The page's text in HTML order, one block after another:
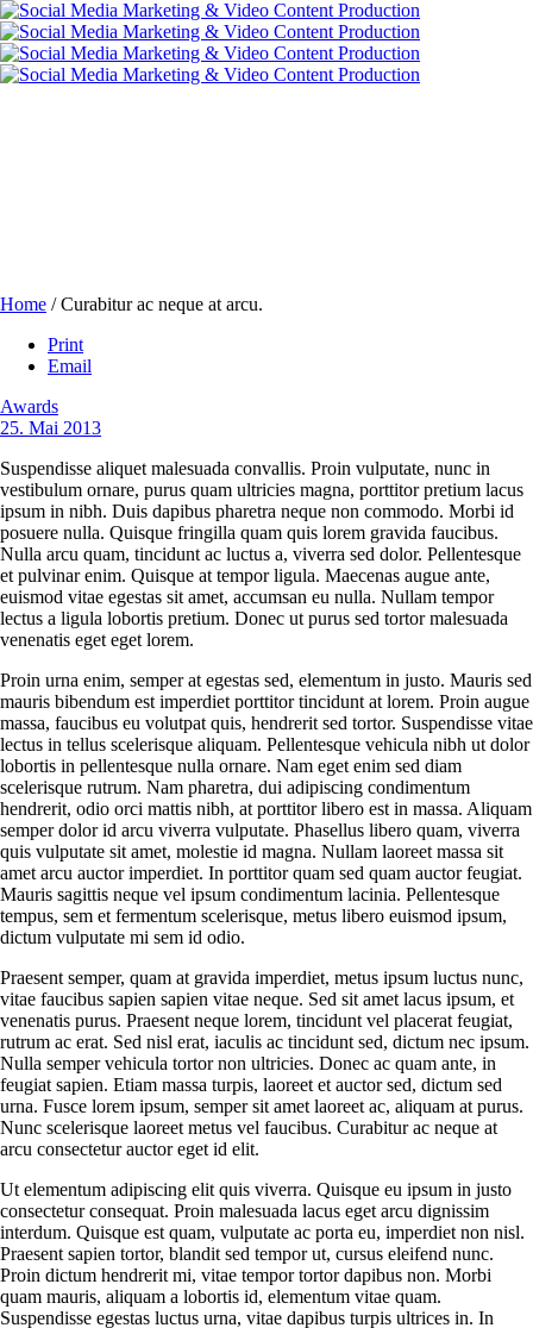
Home /Curabitur ac neque at arcu.
Print
Email
Awards
25. Mai 2013
Suspendisse aliquet malesuada convallis. Proin vulputate, nunc in
vestibulum ornare, purus quam ultricies magna, porttitor pretium lacus
ipsum in nibh. Duis dapibus pharetra neque non commodo. Morbi id
posuere nulla. Quisque fringilla quam quis lorem gravida faucibus.
Nulla arcu quam, tincidunt ac luctus a, viverra sed dolor. Pellentesque
et pulvinar enim. Quisque at tempor ligula. Maecenas augue ante,
euismod vitae egestas sit amet, accumsan eu nulla. Nullam tempor
lectus a ligula lobortis pretium. Donec ut purus sed tortor malesuada
venenatis eget eget lorem.
Proin urna enim, semper at egestas sed, elementum in justo. Mauris sed
mauris bibendum est imperdiet porttitor tincidunt at lorem. Proin augue
massa, faucibus eu volutpat quis, hendrerit sed tortor. Suspendisse vitae
lectus in tellus scelerisque aliquam. Pellentesque vehicula nibh ut dolor
lobortis in pellentesque nulla ornare. Nam eget enim sed diam
scelerisque rutrum. Nam pharetra, dui adipiscing condimentum
hendrerit, odio orci mattis nibh, at porttitor libero est in massa. Aliquam
semper dolor id arcu viverra vulputate. Phasellus libero quam, viverra
quis vulputate sit amet, molestie id magna. Nullam laoreet massa sit
amet arcu auctor imperdiet. In porttitor quam sed quam auctor feugiat.
Mauris sagittis neque vel ipsum condimentum lacinia. Pellentesque
tempus, sem et fermentum scelerisque, metus libero euismod ipsum,
dictum vulputate mi sem id odio.
Praesent semper, quam at gravida imperdiet, metus ipsum luctus nunc,
vitae faucibus sapien sapien vitae neque. Sed sit amet lacus ipsum, et
venenatis purus. Praesent neque lorem, tincidunt vel placerat feugiat,
rutrum ac erat. Sed nisl erat, iaculis ac tincidunt sed, dictum nec ipsum.
Nulla semper vehicula tortor non ultricies. Donec ac quam ante, in
feugiat sapien. Etiam massa turpis, laoreet et auctor sed, dictum sed
urna. Fusce lorem ipsum, semper sit amet laoreet ac, aliquam at purus.
Nunc scelerisque laoreet metus vel faucibus. Curabitur ac neque at
arcu consectetur auctor eget id elit.
Ut elementum adipiscing elit quis viverra. Quisque eu ipsum in justo
consectetur consequat. Proin malesuada lacus eget arcu dignissim
interdum. Quisque est quam, vulputate ac porta eu, imperdiet non nisl.
Praesent sapien tortor, blandit sed tempor ut, cursus eleifend nunc.
Proin dictum hendrerit mi, vitae tempor tortor dapibus non. Morbi
quam mauris, aliquam a lobortis id, elementum vitae quam.
Suspendisse egestas luctus urna, vitae dapibus turpis ultrices in. In